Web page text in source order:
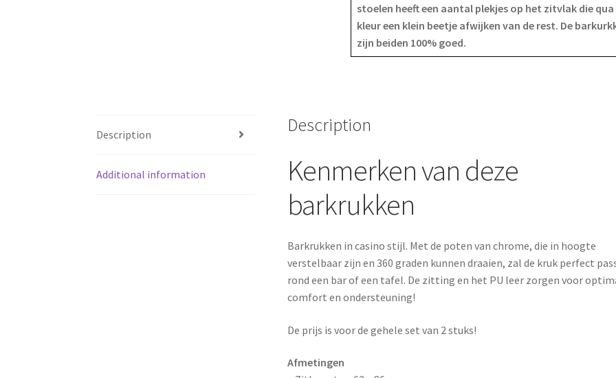
b
o
e
r
e
stoelen heeft een aantal plekjes op het zitvlak die qua
kleur een klein beetje afwijken van de rest. De
zijn beiden 100% goed.
Description
Additional information
Description
Kenmerken van deze
barkrukken
Barkrukken in casino stijl. Met de poten van chrome, die in hoogte
verstelbaar zijn en 360 graden kunnen draaien, zal de kruk perfect
rond een bar of een tafel. De zitting en het PU leer zorgen voor
comfort en ondersteuning!
De prijs is voor de gehele set van 2 stuks!
Afmetingen